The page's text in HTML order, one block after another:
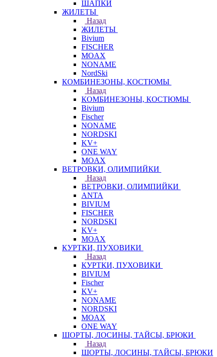
ШАПКИ
ЖИЛЕТЫ
Назад
ЖИЛЕТЫ
Bivium
FISCHER
MOAX
NONAME
NordSki
КОМБИНЕЗОНЫ, КОСТЮМЫ
Назад
КОМБИНЕЗОНЫ, КОСТЮМЫ
Bivium
Fischer
NONAME
NORDSKI
KV+
ONE WAY
MOAX
ВЕТРОВКИ, ОЛИМПИЙКИ
Назад
ВЕТРОВКИ, ОЛИМПИЙКИ
ANTA
BIVIUM
FISCHER
NORDSKI
KV+
MOAX
КУРТКИ, ПУХОВИКИ
Назад
КУРТКИ, ПУХОВИКИ
BIVIUM
Fischer
KV+
NONAME
NORDSKI
MOAX
ONE WAY
ШОРТЫ, ЛОСИНЫ, ТАЙСЫ, БРЮКИ
Назад
ШОРТЫ, ЛОСИНЫ, ТАЙСЫ, БРЮКИ